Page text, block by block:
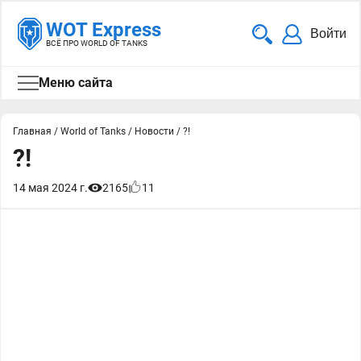
WOT Express
ВСЁ ПРО WORLD OF TANKS
Войти
Меню сайта
Главная / World of Tanks / Новости / ?!
?!
14 мая 2024 г. 2165 11